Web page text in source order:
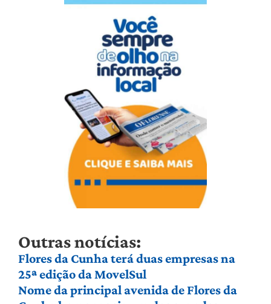
Outras notícias:
Flores da Cunha terá duas empresas na
25ª edição da MovelSul
Nome da principal avenida de Flores da